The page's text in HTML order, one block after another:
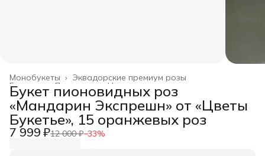
Эквадорские премиум розы
Монобукеты ›
Цветы и растения
Дом и сад
Главная
Букет пионовидных роз
«Мандарин Экспрешн» от «Цветы
Букетье», 15 оранжевых роз
7 999 ₽12 000 ₽−33%